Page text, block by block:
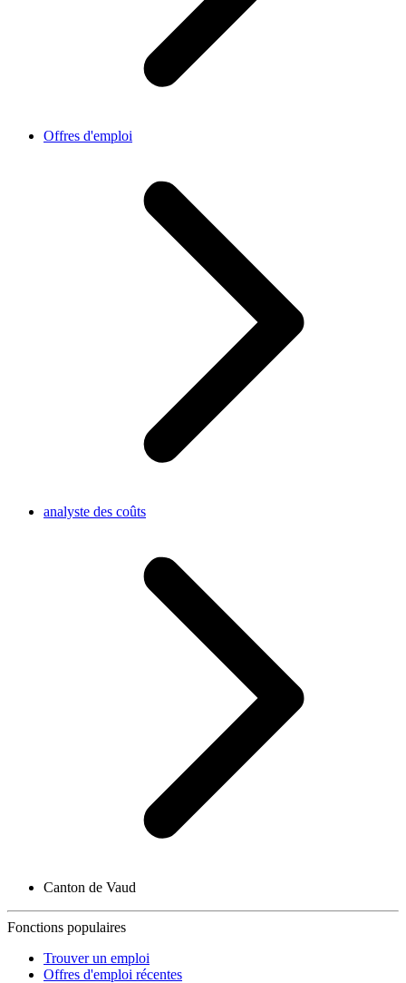
Offres d'emploi
analyste des coûts
Canton de Vaud
Fonctions populaires
Trouver un emploi
Offres d'emploi récentes